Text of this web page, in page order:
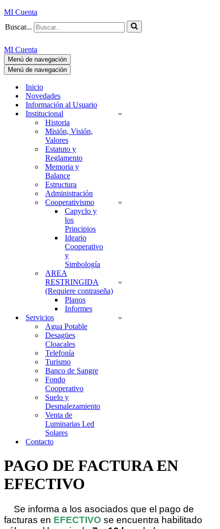
MI Cuenta
Buscar...
MI Cuenta
Menú de navegación
Menú de navegación
Inicio
Novedades
Información al Usuario
Institucional
Historia
Misión, Visión,
Valores
Estatuto y
Reglamento
Memoria y
Balance
Estructura
Administración
Cooperativismo
Capyclo y
los
Principios
Ideario
Cooperativo
y
Simbología
AREA
RESTRINGIDA
(Requiere contraseña)
Planos
Informes
Servicios
Agua Potable
Desagües
Cloacales
Telefonía
Turismo
Banco de Sangre
Fondo
Cooperativo
Suelo y
Desmalezamiento
Venta de
Luminarias Led
Solares
Contacto
PAGO DE FACTURA EN
EFECTIVO
Se informa a los asociados que el pago de
facturas en EFECTIVO se encuentra habilitado